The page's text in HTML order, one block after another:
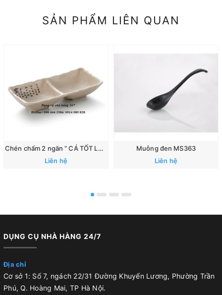
SẢN PHẨM LIÊN QUAN
Chén chấm 2 ngăn “ CÁ TỐT LÀNH”: 167
Liên hệ
Muỗng đen MS363
Liên hệ
DỤNG CỤ NHÀ HÀNG 24/7
Địa chỉ
Cơ sở 1: Số 7, ngách 22/31 Đường Khuyến Lương, Phường Trần
Phú, Q. Hoàng Mai, TP Hà Nội.